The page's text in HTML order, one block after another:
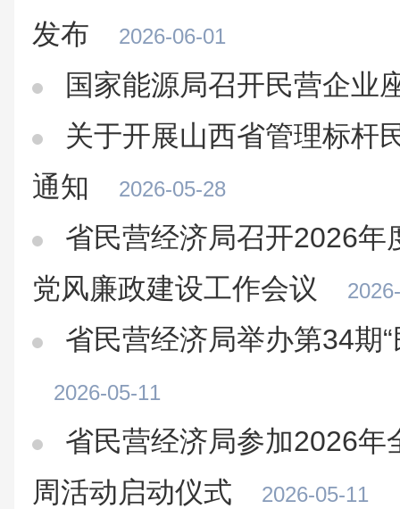
发布
2026-06-01
国家能源局召开民营企业
关于开展山西省管理标杆
通知
2026-05-28
省民营经济局召开2026年
党风廉政建设工作会议
省民营经济局举办第34期
2026-05-11
省民营经济局参加2026年
周活动启动仪式
2026-05-11